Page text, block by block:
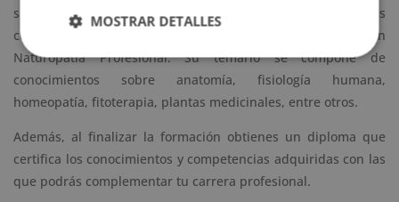
saberes que rodean a los tratamientos naturales, puedes
conseguirla con nuestra Maestría Internacional en
Naturopatía Profesional. Su temario se compone de
conocimientos sobre anatomía, fisiología humana,
homeopatía, fitoterapia, plantas medicinales, entre otros.
Además, al finalizar la formación obtienes un diploma que
certifica los conocimientos y competencias adquiridas con las
que podrás complementar tu carrera profesional.
MOSTRAR DETALLES